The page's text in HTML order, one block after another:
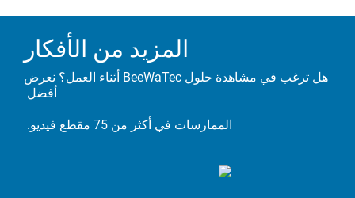
المزيد من الأفكار
هل ترغب في مشاهدة حلول BeeWaTec أثناء العمل؟ نعرض
أفضل
الممارسات في أكثر من 75 مقطع فيديو.